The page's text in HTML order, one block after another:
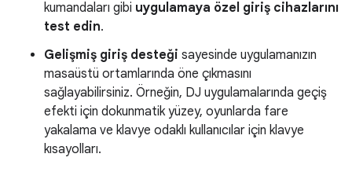
kumandaları gibi uygulamaya özel giriş cihazlarını
test edin.
Gelişmiş giriş desteği sayesinde uygulamanızın
masaüstü ortamlarında öne çıkmasını
sağlayabilirsiniz. Örneğin, DJ uygulamalarında geçiş
efekti için dokunmatik yüzey, oyunlarda fare
yakalama ve klavye odaklı kullanıcılar için klavye
kısayolları.